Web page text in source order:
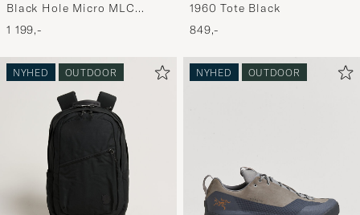
Black Hole Micro MLC
Cinnamon Brown
1 199,-
1960 Tote Black
849,-
NYHED OUTDOOR NYHED OUTDOOR